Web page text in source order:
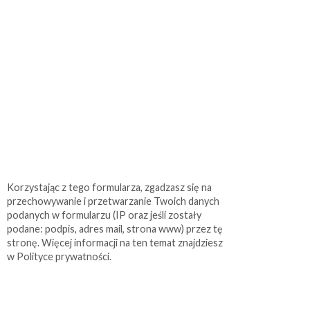
Korzystając z tego formularza, zgadzasz się na
przechowywanie i przetwarzanie Twoich danych
podanych w formularzu (IP oraz jeśli zostały
podane: podpis, adres mail, strona www) przez tę
stronę. Więcej informacji na ten temat znajdziesz
w Polityce prywatności.